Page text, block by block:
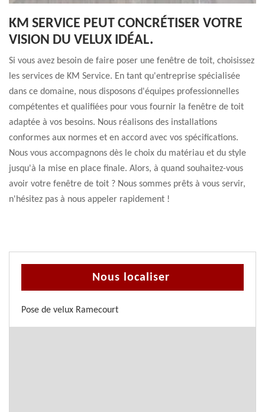
KM SERVICE PEUT CONCRÉTISER VOTRE
VISION DU VELUX IDÉAL.
Si vous avez besoin de faire poser une fenêtre de toit, choisissez
les services de KM Service. En tant qu'entreprise spécialisée
dans ce domaine, nous disposons d'équipes professionnelles
compétentes et qualifiées pour vous fournir la fenêtre de toit
adaptée à vos besoins. Nous réalisons des installations
conformes aux normes et en accord avec vos spécifications.
Nous vous accompagnons dès le choix du matériau et du style
jusqu'à la mise en place finale. Alors, à quand souhaitez-vous
avoir votre fenêtre de toit ? Nous sommes prêts à vous servir,
n'hésitez pas à nous appeler rapidement !
Nous localiser
Pose de velux Ramecourt